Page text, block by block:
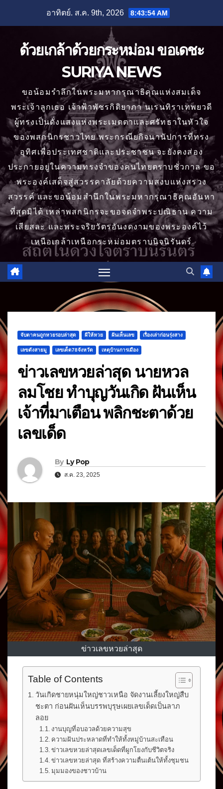
อาทิตย์. ส.ค. 9th, 2026 8:43:55 AM
ด้วยเกล้าด้วยกระหม่อม ขอเดชะ
SURIYA NEWS
ขอน้อมรำลึกในพระมหากรุณาธิคุณแห่งสมเด็จ
พระเจ้าลูกเธอ เจ้าฟ้าพัชรกิติยาภา นเรนทิราเทพยวดี
ผู้ทรงเป็นดั่งแสงแห่งพระเมตตาและศรัทธาในหัวใจ
ของพสกนิกรชาวไทย พระกรณียกิจนานัปการที่ทรง
อุทิศเพื่อประเทศชาติและประชาชน จะยังคงส่อง
ประกายอยู่ในความทรงจำของคนไทยตราบชั่วกาล ขอ
พระองค์เสด็จสู่สวรรคาลัยด้วยความสงบแห่งสรวง
สวรรค์ และขอน้อมสำนึกในพระมหากรุณาธิคุณอันหา
ที่สุดมิได้ เหล่าพสกนิกรจะขอจดจำพระปณิธาน ความ
เสียสละ และพระจริยวัตรอันงดงามของพระองค์ไว้
เหนือเกล้าเหนือกระหม่อมตราบนิจนิรันดร์
จับตาคนถูกหวยรอบล่าสุด ผีให้หวย ฝันเห็นเลข เรื่องเล่าก่อนรุ่งสาง
เลขดังสายมู เลขเด็ด78จังหวัด เหตุบ้านการเมือง
ข่าวเลขหวยล่าสุด นายหวล
ลมโชย ทำบุญวันเกิด ฝันเห็น
เจ้าที่มาเตือน พลิกชะตาด้วย
เลขเด็ด
By Ly Pop
ส.ค. 23, 2025
ข่าวเลขหวยล่าสุด
Table of Contents
วันเกิดชายหนุ่มใหญ่ชาวเหนือ จัดงานเลี้ยงใหญ่สืบ
ชะตา ก่อนฝันเห็นบรรพบุรุษเผยเลขเด็ดเป็นลาภ
ลอย
งานบุญที่อบอวลด้วยความสุข
ความฝันประหลาดที่ทำให้ทั้งหมู่บ้านสะเทือน
ข่าวเลขหวยล่าสุดเลขเด็ดที่ผูกโยงกับชีวิตจริง
ข่าวเลขหวยล่าสุด ที่สร้างความตื่นเต้นให้ทั้งชุมชน
มุมมองของชาวบ้าน